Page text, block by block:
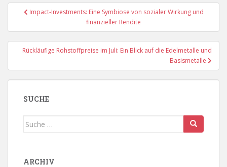
Beitragsnavigation
Impact-Investments: Eine Symbiose von sozialer Wirkung und
finanzieller Rendite
Rückläufige Rohstoffpreise im Juli: Ein Blick auf die Edelmetalle und
Basismetalle
SUCHE
Suche
ARCHIV